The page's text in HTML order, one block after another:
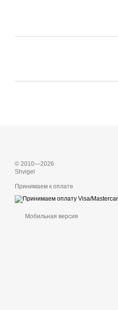
© 2010—2026
Shvigel
Принимаем к оплате
Мобильная версия